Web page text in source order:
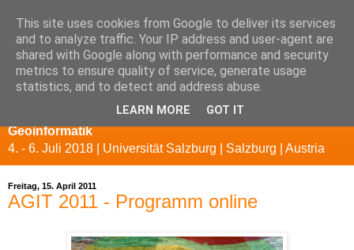
AGIT 2018 - Symposium und EXPO für Angewandte
Geoinformatik
4. - 6. Juli 2018 | Universität Salzburg | Salzburg | Austria
Freitag, 15. April 2011
AGIT 2011 - Programm online
This site uses cookies from Google to deliver its services
and to analyze traffic. Your IP address and user-agent are
shared with Google along with performance and security
metrics to ensure quality of service, generate usage
statistics, and to detect and address abuse.
LEARN MORE GOT IT